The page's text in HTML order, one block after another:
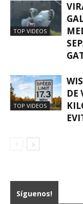
TOP VIDEOS
TOP VIDEOS
DE
Síguenos!